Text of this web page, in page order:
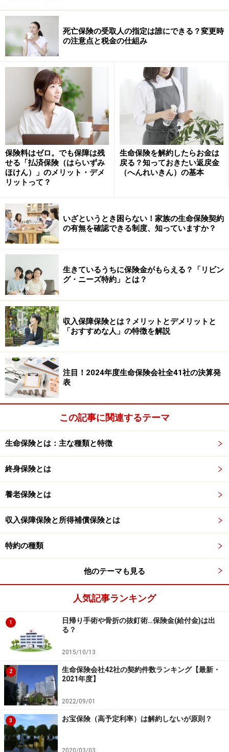
団体信用生命保険とは、住宅ローンを利用して住宅を取
得した人が死亡した場合（あるいは高度障害になった場
合）などにその人に代って債務（借金）を返済するため
の生命保険です。
住宅ローンを組んだ債務者が死亡しても、残された遺族
は住宅ローンを支払い続ける必要がなくなります。万が
一のときにも購入した住宅に家族が安心して住み続ける
ためにとても大切な仕組みなのです。
団体信用生命保険の保険金額と保険料はい
くら？
団体信用生命保険の
残高となります。そのため返済が進んでいけば、保険金
額も減少します。結果、保険料も減少するわけです。
民間の金融機関では団信を強制加入にしているところが
多いのですが、一部の民間金融機関などは任意加入のも
のもあります。なお、フラット35は2017年10月1日の申
し込み分から、フラット35の支払いに団信の加入費用が
含まれるようになったため、別途団信の特約料の支払い
が不要になりました。
また、保険料は金利の中に含まれている（0.3％程度上乗
せ）ことが多いようですが、なかには別途保険料を支払
うなど、金融機関によっても仕組みが異なります。ちな
みにこの保険料、保険金受取人が金融機関等であるた
め、生命保険料控除
疾病保障付きの団信もある
団信の中には、「疾病保障付き」のタイプもあります。
たとえば「
三大疾病付（がん・急性心筋梗塞・脳卒
尿病、慢性腎不全、肝硬変、慢性膵炎）など、様々なタ
イプがあります。住宅ローンによって様々ですが、特徴
的なのは単に死亡や高度障害だけでなく、八大疾病にか
かって所定の状態になったときにはローンが免除される
ようになっていることです。
加えて就業不能に対応する団信も出てきています。今
は、昔のように必ずしも病気がすぐに死に直結するわけ
ではないという医療技術の進歩などの影響もあります
死亡保険の受取人の指定は誰にできる？変更時
の注意点と税金の仕組み
保険料はゼロ。でも保障は残
せる「払済保険（はらいずみ
ほけん）」のメリット・デメ
リットって？
生命保険を解約したらお金は
戻る？知っておきたい返戻金
（へんれいきん）の基本
いざというとき困らない！家族の生命保険契約
の有無を確認できる制度、知っていますか？
生きているうちに保険金がもらえる？「リビン
グ・ニーズ特約」とは？
収入保障保険とは？メリットとデメリットと
「おすすめな人」の特徴を解説
注目！2024年度生命保険会社全41社の決算発
表
この記事に関連するテーマ
生命保険とは：主な種類と特徴
終身保険とは
養老保険とは
収入保障保険と所得補償保険とは
特約の種類
他のテーマも見る
人気記事ランキング
1
日帰り手術や骨折の抜釘術…保険金(給付金)は出
る？
2015/10/13
2
生命保険会社42社の契約件数ランキング【最新・
2021年度】
2022/09/01
3 お宝保険（高予定利率）は解約しないが原則？